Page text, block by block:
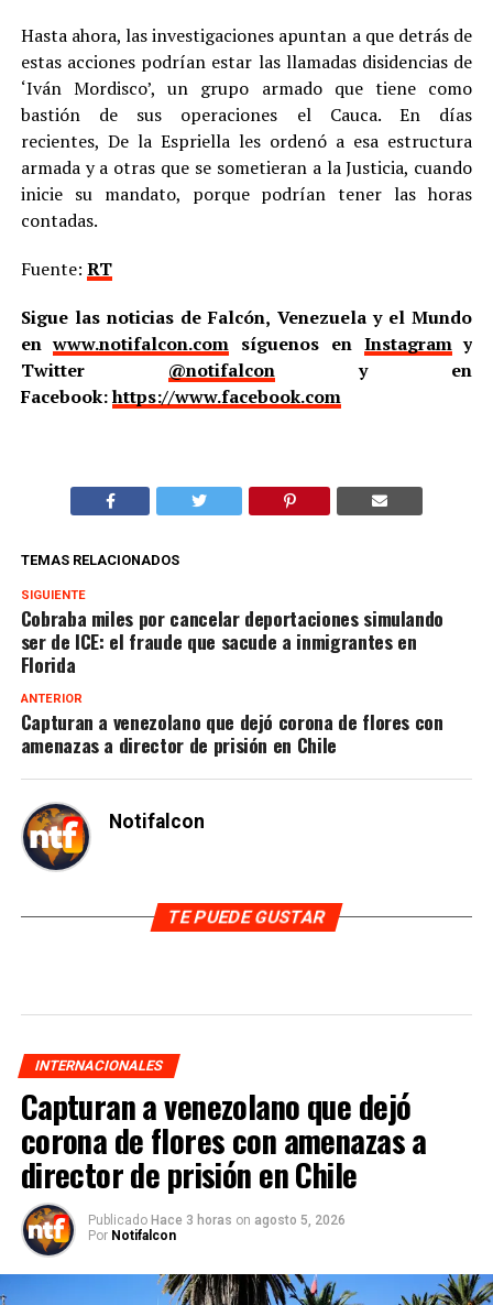
Hasta ahora, las investigaciones apuntan a que detrás de
estas acciones podrían estar las llamadas disidencias de
‘Iván Mordisco’, un grupo armado que tiene como
bastión de sus operaciones el Cauca. En días
recientes, De la Espriella les ordenó a esa estructura
armada y a otras que se sometieran a la Justicia, cuando
inicie su mandato, porque podrían tener las horas
contadas.
Fuente: RT
Sigue las noticias de Falcón, Venezuela y el Mundo
enwww.notifalcon.com síguenos en Instagramy
Twitter @notifalcony en
Facebook:https://www.facebook.com
TEMAS RELACIONADOS
SIGUIENTE
Cobraba miles por cancelar deportaciones simulando
ser de ICE: el fraude que sacude a inmigrantes en
Florida
ANTERIOR
Capturan a venezolano que dejó corona de flores con
amenazas a director de prisión en Chile
Notifalcon
TE PUEDE GUSTAR
INTERNACIONALES
Capturan a venezolano que dejó
corona de flores con amenazas a
director de prisión en Chile
Publicado Hace 3 horas on agosto 5, 2026
Por Notifalcon